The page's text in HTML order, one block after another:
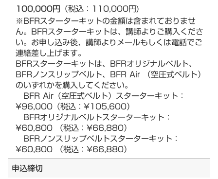
100,000円 （税込：110,000円)
※BFRスターターキットの金額は含まれておりませ
ん。BFRスターターキットは、講師よりご購入くださ
い。お申し込み後、講師よりメールもしくは電話でご
連絡差し上げます。
BFRスターターキットは、BFRオリジナルベルト、
BFRノンスリップベルト、BFR Air （空圧式ベルト）
のいずれかを購入してください。
BFR Air（空圧式ベルト）スターターキット：
¥96,000（税込：¥105,600）
BFRオリジナルベルトスターターキット：
¥60,800 （税込：¥66,880）
BFRノンスリップベルトスターターキット：
¥60,800 （税込：¥66,880）
申込締切